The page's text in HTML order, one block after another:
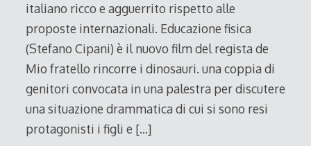
italiano ricco e agguerrito rispetto alle
proposte internazionali. Educazione fisica
(Stefano Cipani) è il nuovo film del regista de
Mio fratello rincorre i dinosauri. una coppia di
genitori convocata in una palestra per discutere
una situazione drammatica di cui si sono resi
protagonisti i figli e […]